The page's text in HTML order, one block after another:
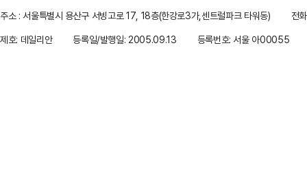
주소 : 서울특별시 용산구 서빙고로 17, 18층(한강로3가,센트럴파크 타워동)
전
제호: 데일리안
등록일/발행일: 2005.09.13 등록번호: 서울 아00055